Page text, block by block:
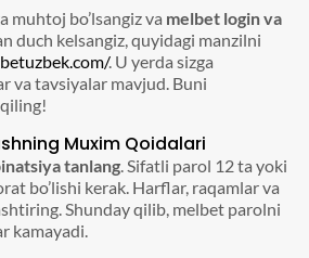
muhtoj bo’lsangiz va melbet login va
duch kelsangiz, quyidagi manzilni
. U yerda sizga
va tavsiyalar mavjud. Buni
Muxim Qoidalari
tanlang. Sifatli parol 12 ta yoki
bo’lishi kerak. Harflar, raqamlar va
Shunday qilib, melbet parolni
kamayadi.